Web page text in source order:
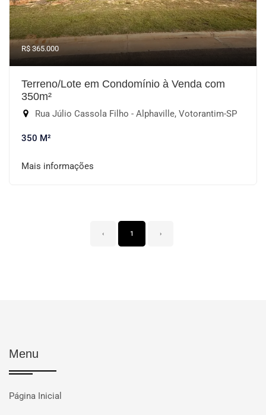
R$ 365.000
Terreno/Lote em Condomínio à Venda com
350m²
Rua Júlio Cassola Filho - Alphaville, Votorantim-SP
350 M²
Mais informações
‹ 1 ›
Menu
Página Inicial